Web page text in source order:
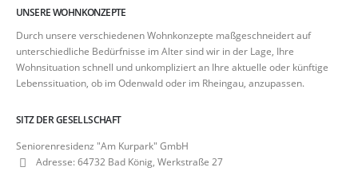
UNSERE WOHNKONZEPTE
Durch unsere verschiedenen Wohnkonzepte maßgeschneidert auf
unterschiedliche Bedürfnisse im Alter sind wir in der Lage, Ihre
Wohnsituation schnell und unkompliziert an Ihre aktuelle oder künftige
Lebenssituation, ob im Odenwald oder im Rheingau, anzupassen.
SITZ DER GESELLSCHAFT
Seniorenresidenz "Am Kurpark" GmbH
Adresse:64732 Bad König, Werkstraße 27